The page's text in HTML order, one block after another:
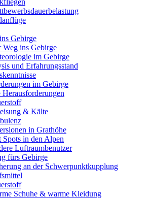
Gebirge
Weg ins Gebirge
im Gebirge
und Erfahrungsstand
im Gebirge
Herausforderungen
& Kälte
in Grathöhe
Spots in den Alpen
Luftraumbenutzer
fürs Gebirge
an der Schwerpunktkupplung
Schuhe & warme Kleidung